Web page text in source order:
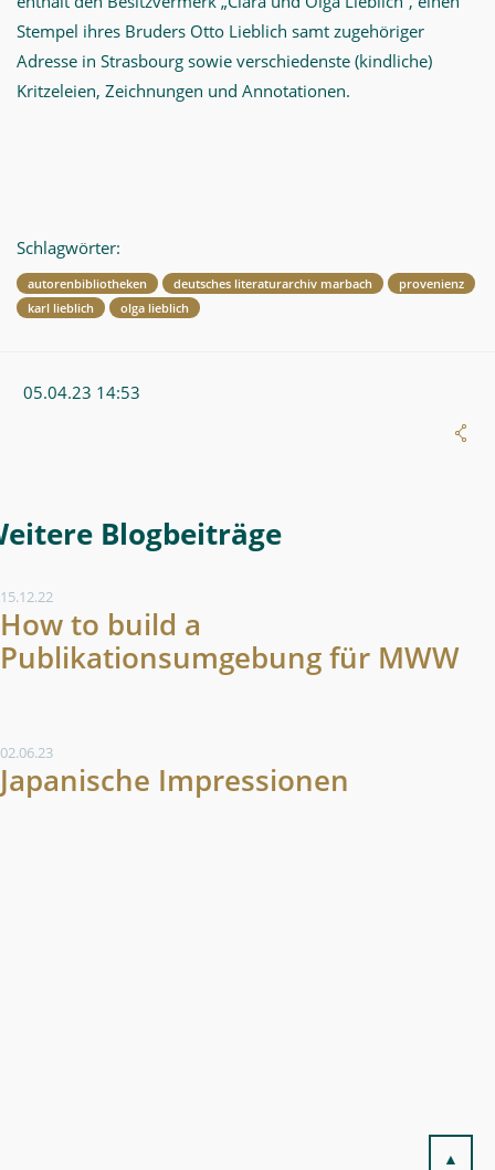
Stempel ihres Bruders Otto Lieblich samt zugehöriger
Adresse in Strasbourg sowie verschiedenste (kindliche)
Kritzeleien, Zeichnungen und Annotationen.
Schlagwörter:
autorenbibliotheken deutsches literaturarchiv marbach
provenienz
karl lieblich
olga lieblich
05.04.23 14:53
Weitere Blogeintrag
15.12.22
How to build a
Publikationsumgebung für MWW
02.06.23
Japanische Impressionen
▲